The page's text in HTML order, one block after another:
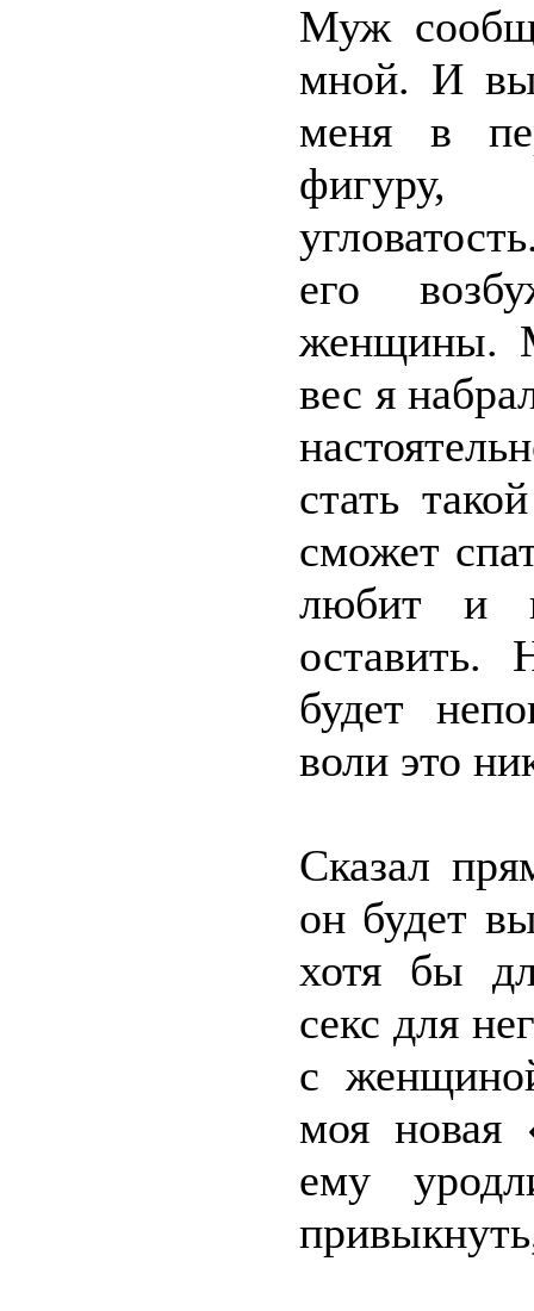
Муж
мной. И
меня в
фигуру,
его
женщины.
вес я
стать
сможет
любит и
будет
воли это
Сказал
он будет
хотя бы
секс для
с
моя новая
ему